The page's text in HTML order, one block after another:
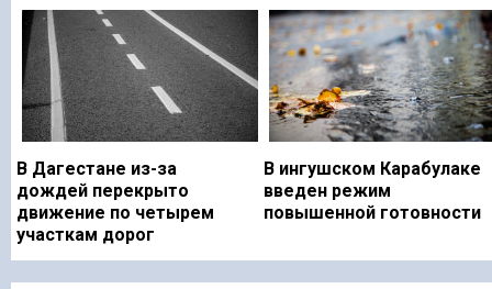
В Дагестане из-за
дождей перекрыто
движение по четырем
участкам дорог
В ингушском Карабулаке
введен режим
повышенной готовности